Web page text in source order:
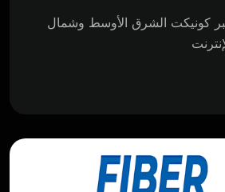
كونيكت الشرق الأوسط وشمال